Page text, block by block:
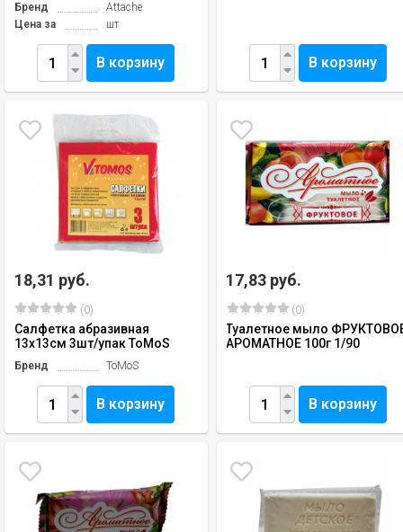
Бренд
Аttache
Цена за
шт
В корзину В корзину
18,31 руб.
(0)
Салфетка абразивная
13х13см 3шт/упак ToMoS
Бренд ToMoS
В корзину
17,83 руб.
(0)
Туалетное мыло
АРОМАТНОЕ 100г 1/90
В корзину